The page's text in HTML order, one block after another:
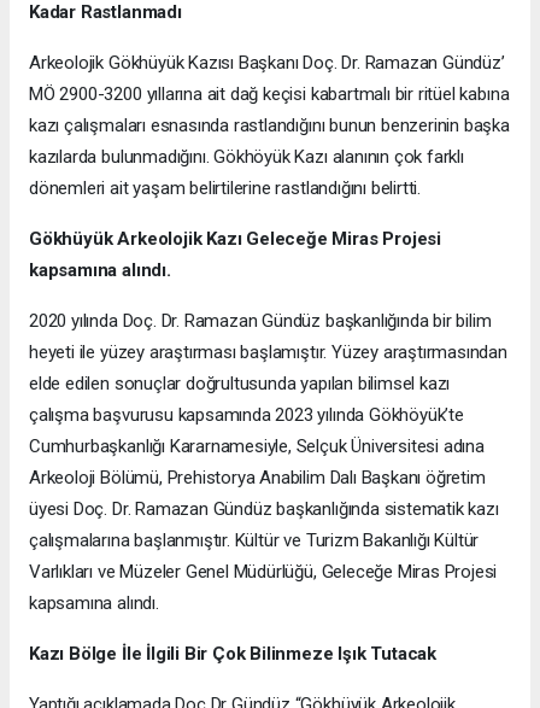
Kadar Rastlanmadı
Arkeolojik Gökhüyük Kazısı Başkanı Doç. Dr. Ramazan Gündüz’
MÖ 2900-3200 yıllarına ait dağ keçisi kabartmalı bir ritüel kabına
kazı çalışmaları esnasında rastlandığını bunun benzerinin başka
kazılarda bulunmadığını. Gökhöyük Kazı alanının çok farklı
dönemleri ait yaşam belirtilerine rastlandığını belirtti.
Gökhüyük Arkeolojik Kazı Geleceğe Miras Projesi
kapsamına alındı.
2020 yılında Doç. Dr. Ramazan Gündüz başkanlığında bir bilim
heyeti ile yüzey araştırması başlamıştır. Yüzey araştırmasından
elde edilen sonuçlar doğrultusunda yapılan bilimsel kazı
çalışma başvurusu kapsamında 2023 yılında Gökhöyük’te
Cumhurbaşkanlığı Kararnamesiyle, Selçuk Üniversitesi adına
Arkeoloji Bölümü, Prehistorya Anabilim Dalı Başkanı öğretim
üyesi Doç. Dr. Ramazan Gündüz başkanlığında sistematik kazı
çalışmalarına başlanmıştır. Kültür ve Turizm Bakanlığı Kültür
Varlıkları ve Müzeler Genel Müdürlüğü, Geleceğe Miras Projesi
kapsamına alındı.
Kazı Bölge İle İlgili Bir Çok Bilinmeze Işık Tutacak